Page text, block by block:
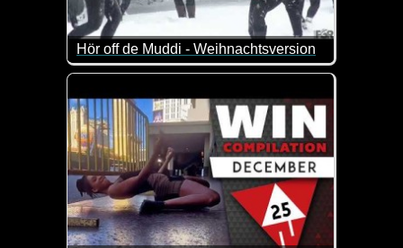
Hör off de Muddi - Weihnachtsversion
Gerade jetzt ist es wichtiger denn je, auf die